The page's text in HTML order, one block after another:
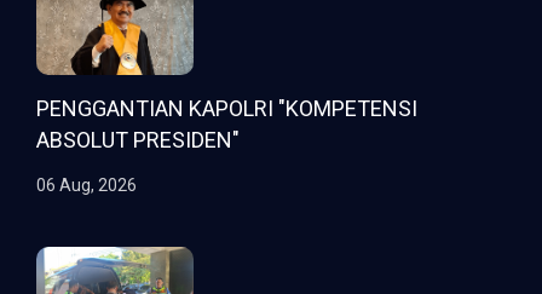
PENGGANTIAN KAPOLRI "KOMPETENSI
ABSOLUT PRESIDEN"
06 Aug, 2026